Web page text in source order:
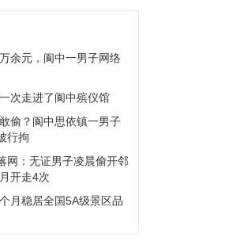
余元，阆中一男子网络
次走进了阆中殡仪馆
偷？阆中思依镇一男子
行拘
网：无证男子凌晨偷开邻
开走4次
月稳居全国5A级景区品